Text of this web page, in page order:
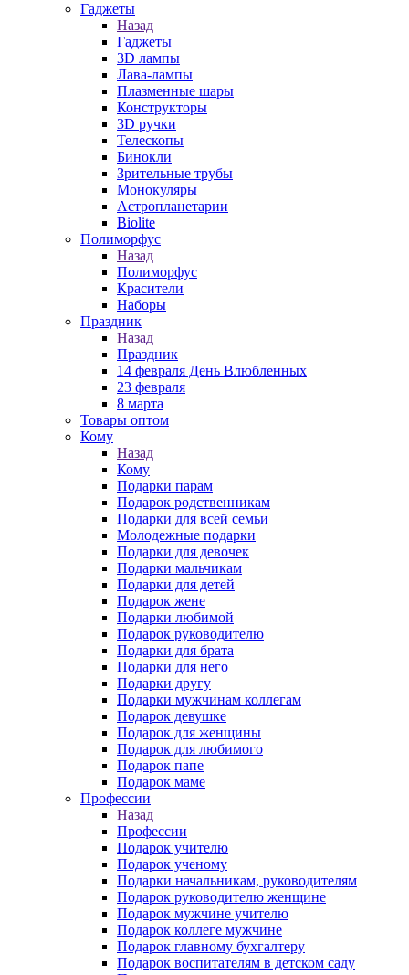
Гаджеты
Назад
Гаджеты
3D лампы
Лава-лампы
Плазменные шары
Конструкторы
3D ручки
Телескопы
Бинокли
Зрительные трубы
Монокуляры
Астропланетарии
Biolite
Полиморфус
Назад
Полиморфус
Красители
Наборы
Праздник
Назад
Праздник
14 февраля День Влюбленных
23 февраля
8 марта
Товары оптом
Кому
Назад
Кому
Подарки парам
Подарок родственникам
Подарки для всей семьи
Молодежные подарки
Подарки для девочек
Подарки мальчикам
Подарки для детей
Подарок жене
Подарки любимой
Подарок руководителю
Подарки для брата
Подарки для него
Подарки другу
Подарки мужчинам коллегам
Подарок девушке
Подарок для женщины
Подарок для любимого
Подарок папе
Подарок маме
Профессии
Назад
Профессии
Подарок учителю
Подарок ученому
Подарки начальникам, руководителям
Подарок руководителю женщине
Подарок мужчине учителю
Подарок коллеге мужчине
Подарок главному бухгалтеру
Подарок воспитателям в детском саду